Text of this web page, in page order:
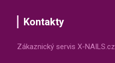
Kontakty
Zákaznický servis X-NAILS.cz